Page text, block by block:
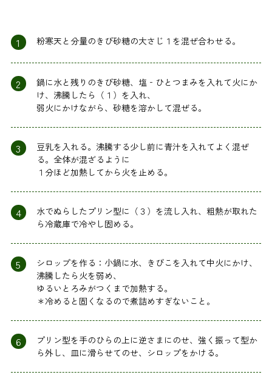
1 粉寒天と分量のきび砂糖の大さじ１を混ぜ合わせる。
2
鍋に水と残りのきび砂糖、塩‐ひとつまみを入れて火にか
け、沸騰したら（１）を入れ、
弱火にかけながら、砂糖を溶かして混ぜる。
3
豆乳を入れる。沸騰する少し前に青汁を入れてよく混ぜ
る。全体が混ざるように
１分ほど加熱してから火を止める。
4
水でぬらしたプリン型に（３）を流し入れ、粗熱が取れた
ら冷蔵庫で冷やし固める。
5
シロップを作る：小鍋に水、きびこを入れて中火にかけ、
沸騰したら火を弱め、
ゆるいとろみがつくまで加熱する。
＊冷めると固くなるので煮詰めすぎないこと。
6
プリン型を手のひらの上に逆さまにのせ、強く振って型か
ら外し、皿に滑らせてのせ、シロップをかける。